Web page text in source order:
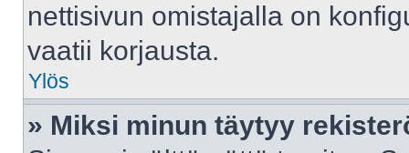
nettisivun omistajalla on
vaatii korjausta.
Ylös
» Miksi minun täytyy